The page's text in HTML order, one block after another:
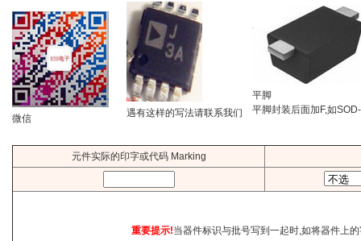
微信 遇有这样的写法请联系我们
平脚
平脚封装后面加F,如
元件实际的印字或代码 Marking
重要提示!当器件标识与批号写到一起时,如将器件上